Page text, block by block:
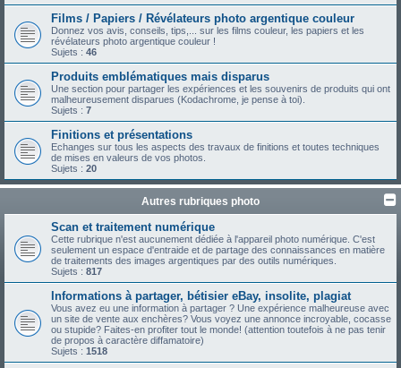
Films / Papiers / Révélateurs photo argentique couleur
Donnez vos avis, conseils, tips,... sur les films couleur, les papiers et les
révélateurs photo argentique couleur !
Sujets : 46
Produits emblématiques mais disparus
Une section pour partager les expériences et les souvenirs de produits qui ont
malheureusement disparues (Kodachrome, je pense à toi).
Sujets : 7
Finitions et présentations
Echanges sur tous les aspects des travaux de finitions et toutes techniques
de mises en valeurs de vos photos.
Sujets : 20
Autres rubriques photo
Scan et traitement numérique
Cette rubrique n'est aucunement dédiée à l'appareil photo numérique. C'est
seulement un espace d'entraide et de partage des connaissances en matière
de traitements des images argentiques par des outils numériques.
Sujets : 817
Informations à partager, bétisier eBay, insolite, plagiat
Vous avez eu une information à partager ? Une expérience malheureuse avec
un site de vente aux enchères? Vous voyez une annonce incroyable, cocasse
ou stupide? Faites-en profiter tout le monde! (attention toutefois à ne pas tenir
de propos à caractère diffamatoire)
Sujets : 1518